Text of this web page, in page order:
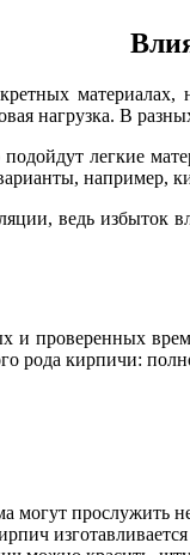
материалах,
нагрузка. В
легкие
например,
ведь избыток
и проверенных
рода кирпичи:
могут прослужить